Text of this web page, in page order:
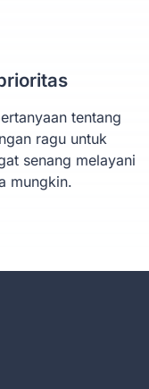
tentang
ragu untuk
senang melayani
mungkin.